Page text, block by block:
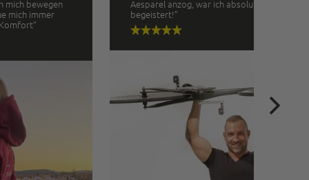
mich bewegen
mich immer
Aesparel anzog, war ich absolut
begeistert!”